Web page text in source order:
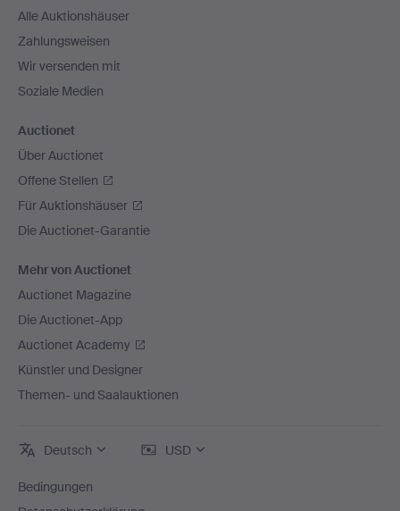
Alle Auktionshäuser
Zahlungsweisen
Wir versenden mit
Soziale Medien
Auctionet
Über Auctionet
Offene Stellen
Für Auktionshäuser
Die Auctionet-Garantie
Mehr von Auctionet
Auctionet Magazine
Die Auctionet-App
Auctionet Academy
Künstler und Designer
Themen- und Saalauktionen
Deutsch USD
Bedingungen